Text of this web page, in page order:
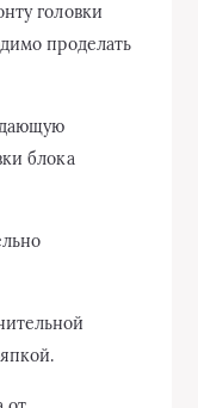
головки
проделать
блока